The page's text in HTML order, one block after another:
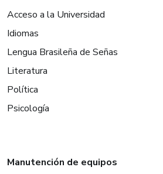
Acceso a la Universidad
Idiomas
Lengua Brasileña de Señas
Literatura
Política
Psicología
Manutención de equipos